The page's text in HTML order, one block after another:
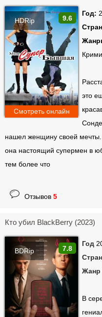
9.6
HDRip
Год:
это
нашел женщину своей
она настоящий супермен в
тем более что
Смотреть онлайн
Отзывов 5
Кто убил BlackBerry (2023)
7.8
BDRip
Год
Жанр
В